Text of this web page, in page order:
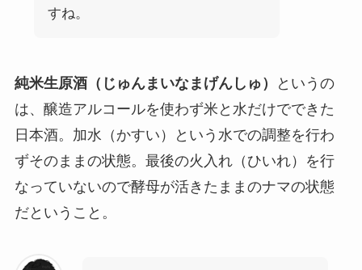
すね。
純米生原酒（じゅんまいなまげんしゅ）
というの
は、醸造アルコールを使わず米と水だけでできた
日本酒。加水（かすい）という水での調整を行わ
ずそのままの状態。最後の火入れ（ひいれ）を行
なっていないので酵母が活きたままのナマの状態
だということ。